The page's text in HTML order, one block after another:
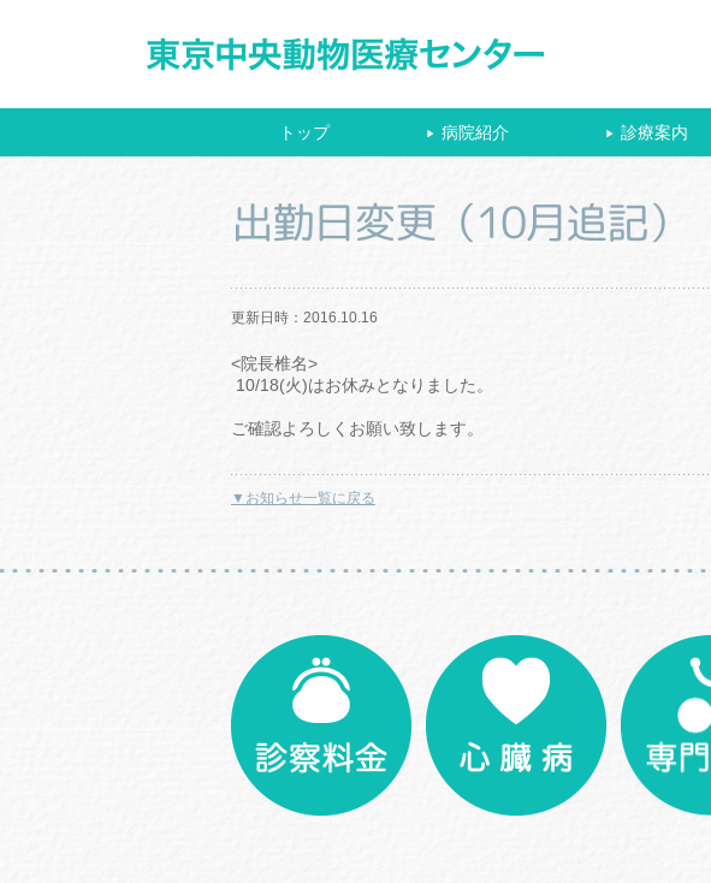
トップ ▶ 病院紹介 ▶ 診療案内
出勤日変更（10月追記）
更新日時：2016.10.16
<院長椎名>
10/18(火)はお休みとなりました。
ご確認よろしくお願い致します。
▼お知らせ一覧に戻る